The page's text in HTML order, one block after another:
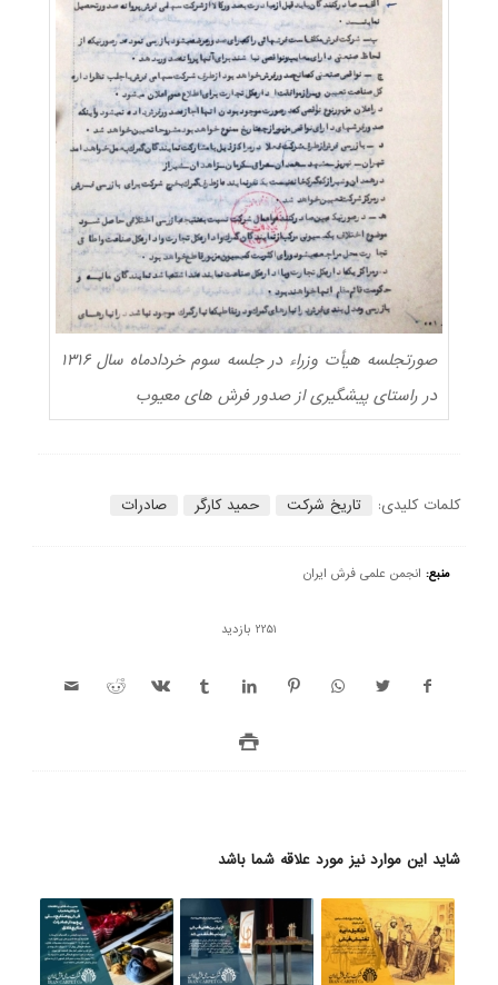
صورتجلسه هیأت وزراء در جلسه سوم خردادماه سال ۱۳۱۶
در راستای پیشگیری از صدور فرش های معیوب
کلمات کلیدی: تاریخ شرکت حمید کارگر صادرات
منبع: انجمن علمی فرش ایران
2251 بازدید
شاید این موارد نیز مورد علاقه شما باشد